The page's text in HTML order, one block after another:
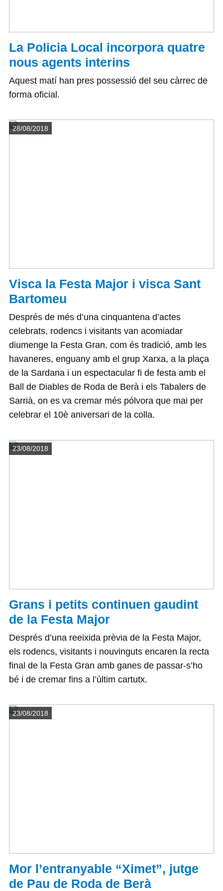
La Policia Local incorpora quatre
nous agents interins
Aquest matí han pres possessió del seu càrrec de
forma oficial.
Visca la Festa Major i visca Sant
Bartomeu
Detalls
28/08/2018
Després de més d’una cinquantena d’actes
celebrats, rodencs i visitants van acomiadar
diumenge la Festa Gran, com és tradició, amb les
havaneres, enguany amb el grup Xarxa, a la plaça
de la Sardana i un espectacular fi de festa amb el
Ball de Diables de Roda de Berà i els Tabalers de
Sarrià, on es va cremar més pólvora que mai per
celebrar el 10è aniversari de la colla.
Grans i petits continuen gaudint
de la Festa Major
Detalls
23/08/2018
Després d’una reeixida prèvia de la Festa Major,
els rodencs, visitants i nouvinguts encaren la recta
final de la Festa Gran amb ganes de passar-s’ho
bé i de cremar fins a l’últim cartutx.
Mor l’entranyable “Ximet”, jutge
de Pau de Roda de Berà
Detalls
23/08/2018